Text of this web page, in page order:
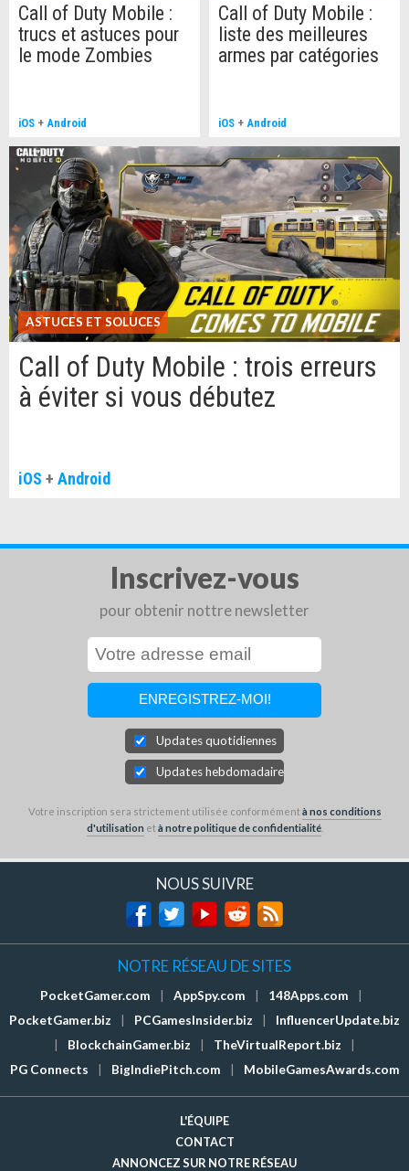
Call of Duty Mobile :
trucs et astuces pour
le mode Zombies
iOS + Android
Call of Duty Mobile :
liste des meilleures
armes par catégories
iOS + Android
ASTUCES ET SOLUCES
Call of Duty Mobile : trois erreurs
à éviter si vous débutez
iOS + Android
Inscrivez-vous
pour obtenir nottre newsletter
Updates quotidiennes
Updates hebdomadaires
Votre inscription sera strictement utilisée conformémentà nos conditions
d'utilisation età notre politique de confidentialité.
NOUS SUIVRE
NOTRE RÉSEAU DE SITES
PocketGamer.com AppSpy.com 148Apps.com
PocketGamer.biz
PCGamesInsider.biz
InfluencerUpdate.biz
BlockchainGamer.biz TheVirtualReport.biz
PG Connects
BigIndiePitch.com MobileGamesAwards.com
L'ÉQUIPE
CONTACT
ANNONCEZ SUR NOTRE RÉSEAU